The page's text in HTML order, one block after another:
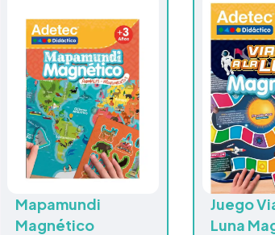
Mapamundi
Magnético
Juego
Luna